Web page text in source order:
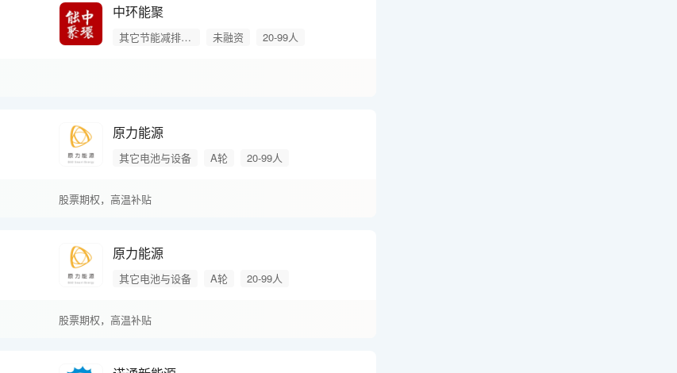
中环能聚
其它节能减排产品 未融资 20-99人
原力能源
其它电池与设备 A轮 20-99人
股票期权， 高温补贴
原力能源
其它电池与设备 A轮 20-99人
股票期权， 高温补贴